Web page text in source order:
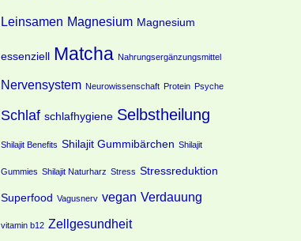
Leinsamen Magnesium Magnesium
essenziell Matcha Nahrungsergänzungsmittel
Nervensystem Neurowissenschaft Protein Psyche
Schlaf schlafhygiene Selbstheilung
Shilajit Benefits Shilajit Gummibärchen Shilajit
Gummies Shilajit Naturharz Stress Stressreduktion
Superfood Vagusnerv vegan Verdauung
vitamin b12 Zellgesundheit